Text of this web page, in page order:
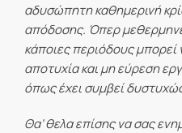
αδυσώπητη καθημερινή
απόδοσης. Όπερ
κάποιες περιόδους
αποτυχία και μη εύρεση
όπως έχει συμβεί
Θα’ θελα επίσης να σας